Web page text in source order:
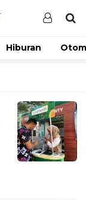
Hiburan